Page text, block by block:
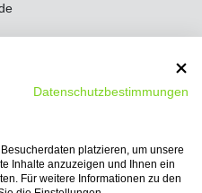
Datenschutzbestimmungen
platzieren, um unsere
Inhalte anzuzeigen und Ihnen ein
Für weitere Informationen zu den